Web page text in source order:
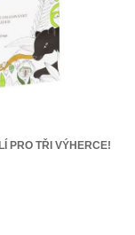
PRO TŘI VÝHERCE!